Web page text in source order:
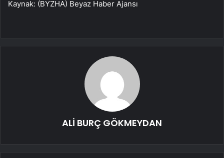
Kaynak: (BYZHA) Beyaz Haber Ajansı
ALİ BURÇ GÖKMEYDAN